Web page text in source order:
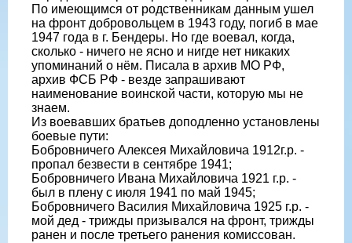
По имеющимся от родственникам данным ушел
на фронт добровольцем в 1943 году, погиб в мае
1947 года в г. Бендеры. Но где воевал, когда,
сколько - ничего не ясно и нигде нет никаких
упоминаний о нём. Писала в архив МО РФ,
архив ФСБ РФ - везде запрашивают
наименование воинской части, которую мы не
знаем.
Из воевавших братьев доподленно установлены
боевые пути:
Бобровничего Алексея Михайловича 1912г.р. -
пропал безвести в сентябре 1941;
Бобровничего Ивана Михайловича 1921 г.р. -
был в плену с июля 1941 по май 1945;
Бобровничего Василия Михайловича 1925 г.р. -
мой дед - трижды призывался на фронт, трижды
ранен и после третьего ранения комиссован.